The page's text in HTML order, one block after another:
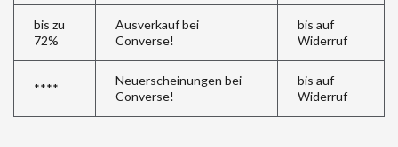
bis zu
72%
Ausverkauf bei
Converse!
bis auf
Widerruf
****
Neuerscheinungen bei
Converse!
bis auf
Widerruf